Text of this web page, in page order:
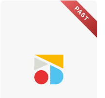
PAST